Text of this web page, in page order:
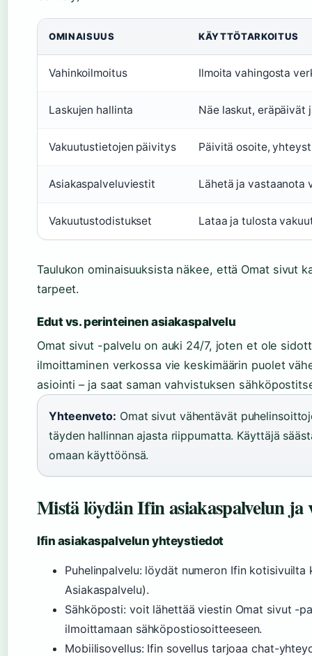
OMINAISUUS KÄYTTÖTARKOITUS
Vahinkoilmoitus Ilmoita vahingosta
Laskujen hallinta Näe laskut, eräpäivät
Vakuutustietojen päivitys Päivitä osoite,
Asiakaspalveluviestit Lähetä ja vastaanota
Vakuutustodistukset Lataa ja tulosta
Taulukon ominaisuuksista näkee, että Omat sivut
tarpeet.
Edut vs. perinteinen asiakaspalvelu
Omat sivut -palvelu on auki 24/7, joten et ole
ilmoittaminen verkossa vie keskimäärin puolet
asiointi – ja saat saman vahvistuksen
Yhteenveto: Omat sivut vähentävät
täyden hallinnan ajasta riippumatta. Käyttäjä
omaan käyttöönsä.
Mistä löydän Ifin asiakaspalvelun ja
Ifin asiakaspalvelun yhteystiedot
Puhelinpalvelu: löydät numeron Ifin kotisivuilta
Asiakaspalvelu).
Sähköposti: voit lähettää viestin Omat sivut -
ilmoittamaan sähköpostiosoitteeseen.
Mobiilisovellus: Ifin sovellus tarjoaa chat-